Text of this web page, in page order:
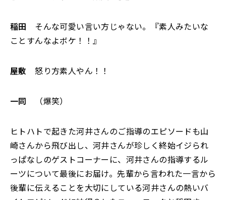
稲田 そんな可愛い言い方じゃない。『素人みたいな
ことすんなよボケ！！』
屋敷 怒り方素人やん！！
一同 （爆笑）
ヒトハトで起きた河井さんのご指導のエピソードも山
崎さんから飛び出し、河井さんが珍しく終始イジられ
っぱなしのゲストコーナーに、河井さんの指導するル
ーツについて最後にお届け。先輩から言われた一言から
後輩に伝えることを大切にしている河井さんの熱いバ